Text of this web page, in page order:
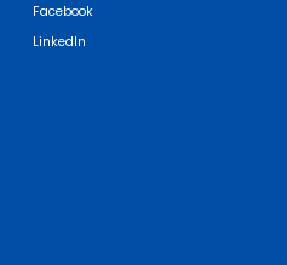
Facebook
LinkedIn